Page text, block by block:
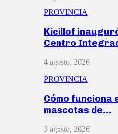
PROVINCIA
Kicillof
Centro
4 agosto, 2026
PROVINCIA
Cómo funciona
mascotas de…
3 agosto, 2026